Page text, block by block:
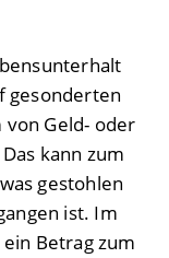
gesonderten
Geld- oder
kann zum
gestohlen
ist. Im
Betrag zum